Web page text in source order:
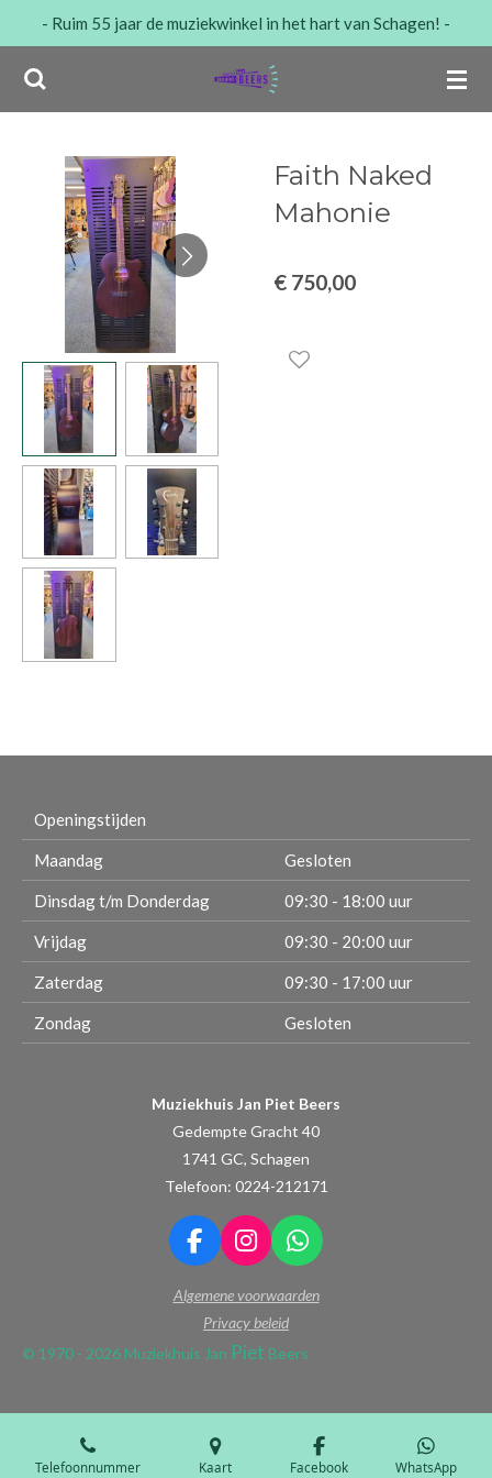
naar
de
- Ruim 55 jaar de muziekwinkel in het hart van Schagen! -
Faith Naked
Mahonie
€ 750,00
Openingstijden
Maandag Gesloten
Dinsdag t/m Donderdag 09:30 - 18:00 uur
Vrijdag 09:30 - 20:00 uur
Zaterdag 09:30 - 17:00 uur
Zondag Gesloten
Muziekhuis Jan Piet Beers
Gedempte Gracht 40
1741 GC, Schagen
Telefoon: 0224-212171
F
a
c
b
k
I
n
s
t
a
a
W
h
a
s
p
Algemene voorwaarden
Privacy beleid
© 1970 - 2026 Muziekhuis Jan Piet Beers
Telefoonnummer Kaart Facebook WhatsApp